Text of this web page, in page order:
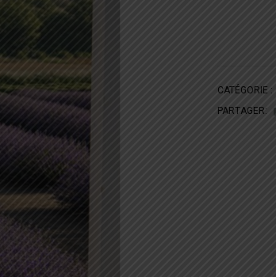
CATÉGORIE :
PARTAGER: